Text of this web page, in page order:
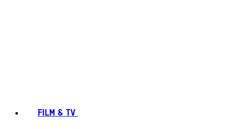
FILM & TV